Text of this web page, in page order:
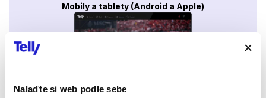
Nalaďte si web podle sebe
Mobily a tablety (Android a Apple)